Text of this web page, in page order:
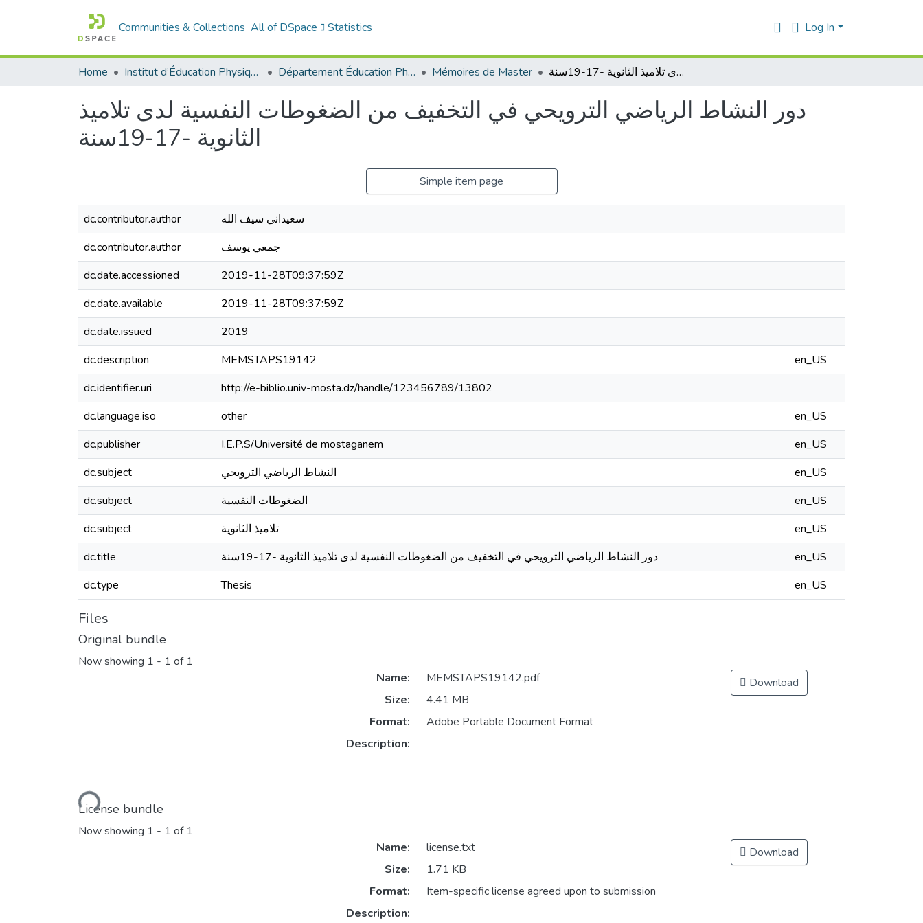
Communities & Collections All of DSpace Statistics Log In
Home Institut d’Éducation Physique et Sportive Département Éducation Physique et Sportive (EPS) Mémoires de Master دور النشاط الرياضي الترويحي في التخفيف من الضغوطات النفسية لدى تلاميذ الثانوية -17-19سنة
دور النشاط الرياضي الترويحي في التخفيف من الضغوطات النفسية لدى تلاميذ
الثانوية -17-19سنة
Simple item page
dc.contributor.author
سعيداني سيف الله
dc.contributor.author
جمعي يوسف
dc.date.accessioned
2019-11-28T09:37:59Z
dc.date.available
2019-11-28T09:37:59Z
dc.date.issued
2019
dc.description
MEMSTAPS19142
en_US
dc.identifier.uri
http://e-biblio.univ-mosta.dz/handle/123456789/13802
dc.language.iso
other
en_US
dc.publisher
I.E.P.S/Université de mostaganem
en_US
dc.subject
النشاط الرياضي الترويحي
en_US
dc.subject
الضغوطات النفسية
en_US
dc.subject
تلاميذ الثانوية
en_US
dc.title
دور النشاط الرياضي الترويحي في التخفيف من الضغوطات النفسية لدى تلاميذ الثانوية -17-19سنة
en_US
dc.type
Thesis en_US
Files
Original bundle
Now showing 1 - 1 of 1
Loading...
Name:
MEMSTAPS19142.pdf
Size:
4.41 MB
Format:
Adobe Portable Document Format
Description:
Download
License bundle
Now showing 1 - 1 of 1
Name:
license.txt
Size:
1.71 KB
Format:
Item-specific license agreed upon to submission
Description:
Download